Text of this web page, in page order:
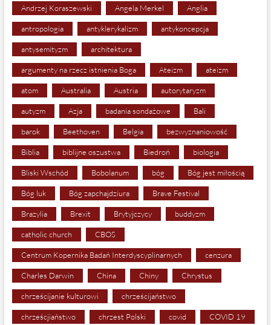
Andrzej Koraszewski Angela Merkel Anglia
antropologia antyklerykalizm antykoncepcja
antysemityzm architektura
argumenty na rzecz istnienia Boga Ateizm ateizm
atom Australia Austria autorytaryzm
autyzm Azja badania sondażowe Bali
barok Beethoven Belgia bezwyznaniowość
Biblia biblijne oszustwa Biedroń biologia
Bliski Wschód Bobolanum bóg Bóg jest miłością
Bóg luk Bóg zapchajdziura Brave Festival
Brazylia Brexit Brytyjczycy buddyzm
catholic church CBOS
Centrum Kopernika Badań Interdyscyplinarnych cenzura
Charles Darwin China Chiny Chrystus
chrześcijanie kulturowi chrześcijaństwo
chrześcjiaństwo chrzest Polski covid COVID 19